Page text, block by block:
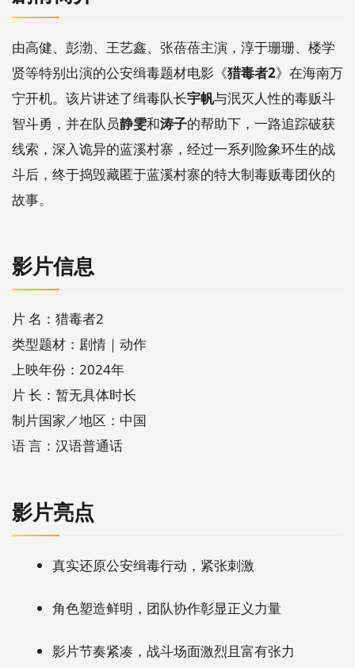
由高健、彭渤、王艺鑫、张蓓蓓主演，淳于珊珊、楼学
贤等特别出演的公安缉毒题材电影《猎毒者2》在海南万
宁开机。该片讲述了缉毒队长宇帆与泯灭人性的毒贩斗
智斗勇，并在队员静雯和涛子的帮助下，一路追踪破获
线索，深入诡异的蓝溪村寨，经过一系列险象环生的战
斗后，终于捣毁藏匿于蓝溪村寨的特大制毒贩毒团伙的
故事。
影片信息
片 名：猎毒者2
类型题材：剧情｜动作
上映年份：2024年
片 长：暂无具体时长
制片国家／地区：中国
语 言：汉语普通话
影片亮点
真实还原公安缉毒行动，紧张刺激
角色塑造鲜明，团队协作彰显正义力量
影片节奏紧凑，战斗场面激烈且富有张力